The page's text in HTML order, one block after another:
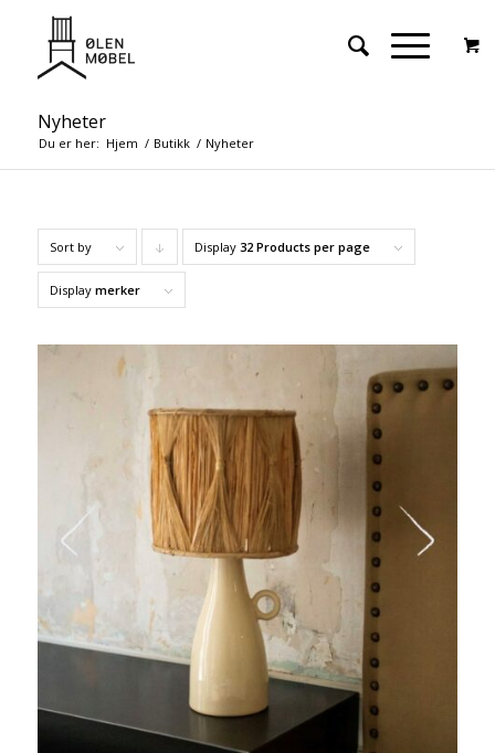
Nyheter
Du er her: Hjem / Butikk / Nyheter
Sort by Click
products
Display 32 Products per page
Display merker